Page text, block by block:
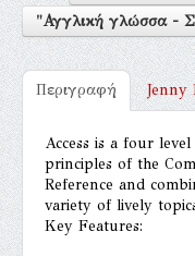
"Αγγλική γλώσσα -
Περιγραφή Jenny
Access is a four
principles of the
Reference and
variety of lively
Key Features: